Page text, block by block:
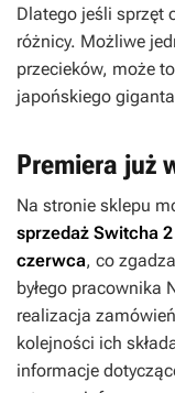
Dlatego jeśli sprzęt
różnicy. Możliwe
przecieków, może
japońskiego
Premiera już
Na stronie sklepu
sprzedaż Switcha
czerwca, co
byłego pracownika
realizacja
kolejności ich
informacje